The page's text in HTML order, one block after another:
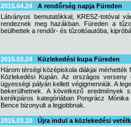
2015.04.24
A rendőrség napja Füreden
Látványos bemutatókkal, KRESZ-totóval
rendeznek meg hazákban. Füreden a
beülhettek a rendőr- és tűzoltóautóba,
2015.03.24
Közlekedési kupa Füreden
Három térségi középiskola diákjai
Közlekedési Kupán. Az országos verseny
ügyességi pályán kellett végigmenniük. A
bekerülhetnek. A következő eredmények
kerékpáros kategóriában Pongrácz
Bence bizonyult a legjobbnak.
2015.03.10
Újra indul a közlekedési